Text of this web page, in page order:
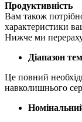
Продуктивність
Вам також
характеристики
Нижче ми
Діапазон
Це повний
навколишнього